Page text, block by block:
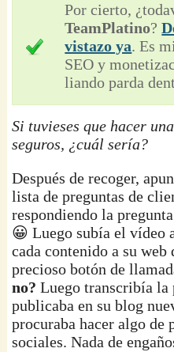
Por cierto,
TeamPlatino?
vistazo ya. Es
SEO y
liando parda
Si tuvieses que hacer
seguros, ¿cuál sería?
Después de recoger,
lista de preguntas de
respondiendo la
😀 Luego subía el vídeo
cada contenido a su
precioso botón de
no? Luego transcribía la
publicaba en su blog
procuraba hacer algo de
sociales. Nada de